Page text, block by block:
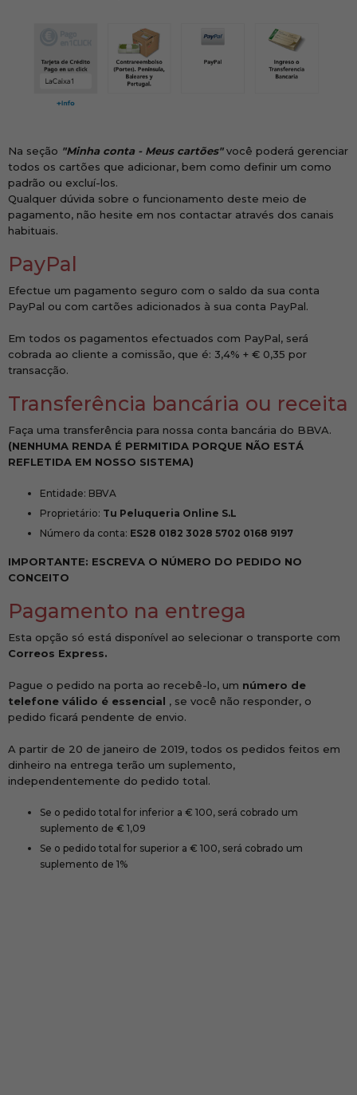
Na seção "Minha conta - Meus cartões"você poderá gerenciar
todos os cartões que adicionar, bem como definir um como
padrão ou excluí-los.
Qualquer dúvida sobre o funcionamento deste meio de
pagamento, não hesite em nos contactar através dos canais
habituais.
PayPal
Efectue um pagamento seguro com o saldo da sua conta
PayPal ou com cartões adicionados à sua conta PayPal.
Em todos os pagamentos efectuados com PayPal, será
cobrada ao cliente a comissão, que é: 3,4% + € 0,35 por
transacção.
Transferência bancária ou receita
Faça uma transferência para nossa conta bancária do BBVA.
(NENHUMA RENDA É PERMITIDA PORQUE NÃO ESTÁ
REFLETIDA EM NOSSO SISTEMA)
Entidade: BBVA
Proprietário: Tu Peluqueria Online S.L
Número da conta: ES28 0182 3028 5702 0168 9197
IMPORTANTE: ESCREVA O NÚMERO DO PEDIDO NO
CONCEITO
Pagamento na entrega
Esta opção só está disponível ao selecionar o transporte com
Correos Express.
Pague o pedido na porta ao recebê-lo, um número de
telefone válido é essencial , se você não responder, o
pedido ficará pendente de envio.
A partir de 20 de janeiro de 2019, todos os pedidos feitos em
dinheiro na entrega terão um suplemento,
independentemente do pedido total.
Se o pedido total for inferior a € 100, será cobrado um
suplemento de € 1,09
Se o pedido total for superior a € 100, será cobrado um
suplemento de 1%